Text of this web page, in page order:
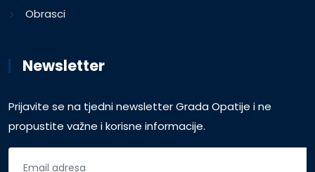
Obrasci
Newsletter
Prijavite se na tjedni newsletter Grada Opatije i ne
propustite važne i korisne informacije.